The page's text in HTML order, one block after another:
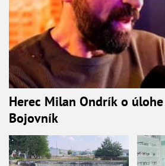
Herec Milan Ondrík o
Bojovník